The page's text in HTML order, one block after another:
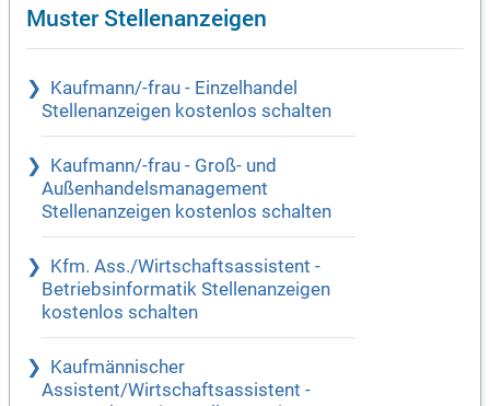
Muster Stellenanzeigen
Kaufmann/-frau - Einzelhandel
Stellenanzeigen kostenlos schalten
Kaufmann/-frau - Groß- und
Außenhandelsmanagement
Stellenanzeigen kostenlos schalten
Kfm. Ass./Wirtschaftsassistent -
Betriebsinformatik Stellenanzeigen
kostenlos schalten
Kaufmännischer
Assistent/Wirtschaftsassistent -